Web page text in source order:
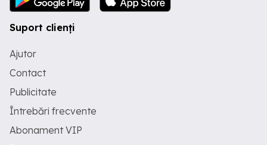
Suport clienți
Ajutor
Contact
Publicitate
Întrebări frecvente
Abonament VIP